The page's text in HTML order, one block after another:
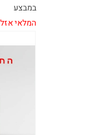
במבצע
המלאי אזל